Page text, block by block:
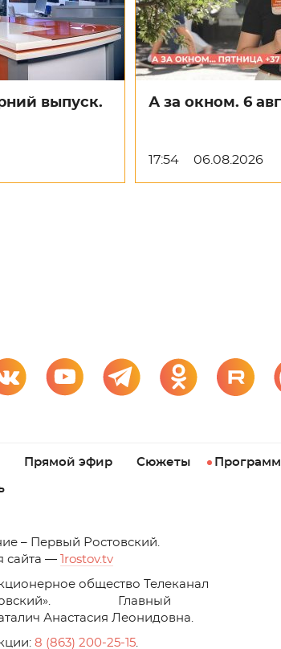
выпуск.
А за окном. 6
17:54 06.08.2026
Прямой эфир Сюжеты
– Первый Ростовский.
сайта —
1rostov.tv
общество Телеканал
Главный
Анастасия Леонидовна.
8 (863) 200-25-15.